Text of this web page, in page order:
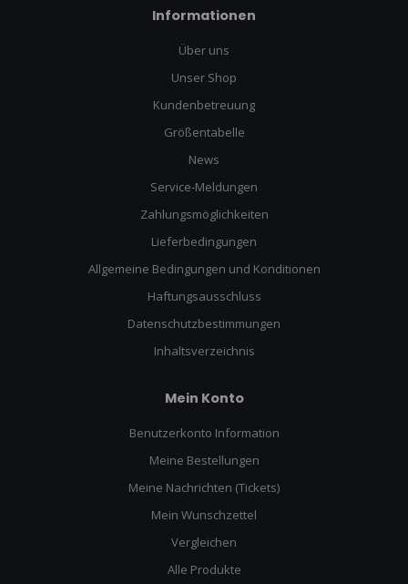
Informationen
Über uns
Unser Shop
Kundenbetreuung
Größentabelle
News
Service-Meldungen
Zahlungsmöglichkeiten
Lieferbedingungen
Allgemeine Bedingungen und Konditionen
Haftungsausschluss
Datenschutzbestimmungen
Inhaltsverzeichnis
Mein Konto
Benutzerkonto Information
Meine Bestellungen
Meine Nachrichten (Tickets)
Mein Wunschzettel
Vergleichen
Alle Produkte